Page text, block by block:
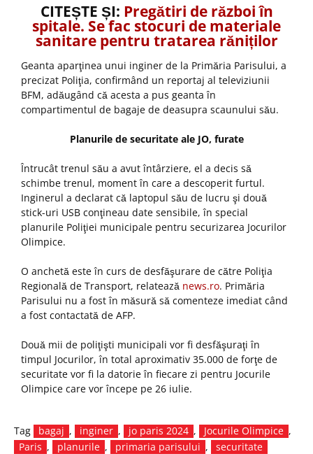
CITEȘTE ȘI: Pregătiri de război în
spitale. Se fac stocuri de materiale
sanitare pentru tratarea răniților
Geanta aparţinea unui inginer de la Primăria Parisului, a
precizat Poliţia, confirmând un reportaj al televiziunii
BFM, adăugând că acesta a pus geanta în
compartimentul de bagaje de deasupra scaunului său.
Planurile de securitate ale JO, furate
Întrucât trenul său a avut întârziere, el a decis să
schimbe trenul, moment în care a descoperit furtul.
Inginerul a declarat că laptopul său de lucru şi două
stick-uri USB conţineau date sensibile, în special
planurile Poliţiei municipale pentru securizarea Jocurilor
Olimpice.
O anchetă este în curs de desfăşurare de către Poliţia
Regională de Transport, relatează news.ro. Primăria
Parisului nu a fost în măsură să comenteze imediat când
a fost contactată de AFP.
Două mii de poliţişti municipali vor fi desfăşuraţi în
timpul Jocurilor, în total aproximativ 35.000 de forţe de
securitate vor fi la datorie în fiecare zi pentru Jocurile
Olimpice care vor începe pe 26 iulie.
Tag bagaj , inginer , jo paris 2024 , Jocurile Olimpice ,
Paris , planurile , primaria parisului , securitate